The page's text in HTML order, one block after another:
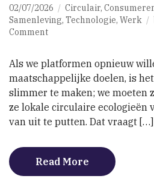
02/07/2026 Circulair,
Samenleving, Technologie, Werk
Commenton
voor
circulaire
lokale
economieën
Als we platformen opnieuw
maatschappelijke doelen, is
slimmer te maken; we moeten
ze lokale circulaire ecologieën
van uit te putten. Dat vraagt […]
Read More